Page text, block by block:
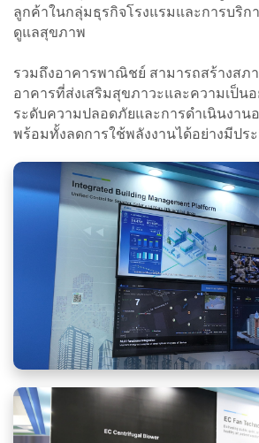
ลูกค้าในกลุ่มธุรกิจโรงแรมและการบริก
ดูแลสุขภาพ
รวมถึงอาคารพาณิชย์ สามารถสร้างสภ
อาคารที่ส่งเสริมสุขภาวะและความเป็น
ระดับความปลอดภัยและการดำเนินงาน
พร้อมทั้งลดการใช้พลังงานได้อย่างมีปร